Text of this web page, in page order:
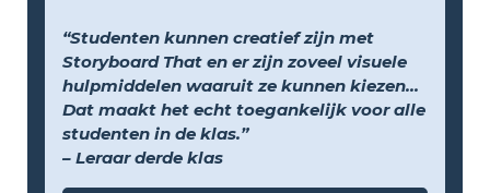
“Studenten kunnen creatief zijn met
Storyboard That en er zijn zoveel visuele
hulpmiddelen waaruit ze kunnen kiezen...
Dat maakt het echt toegankelijk voor alle
studenten in de klas.”
– Leraar derde klas